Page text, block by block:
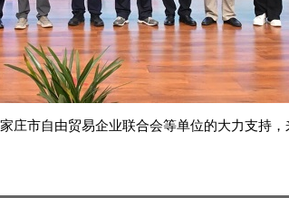
市自由贸易企业联合会等单位的大力支持